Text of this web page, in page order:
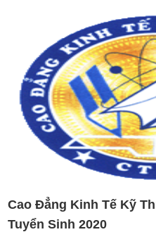
Cao Đẳng Kinh Tế Kỹ
Tuyển Sinh 2020